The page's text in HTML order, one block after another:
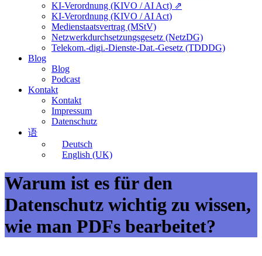
KI-Verordnung (KIVO / AI Act) ⇗
KI-Verordnung (KIVO / AI Act)
Medienstaatsvertrag (MStV)
Netzwerkdurchsetzungsgesetz (NetzDG)
Telekom.-digi.-Dienste-Dat.-Gesetz (TDDDG)
Blog
Blog
Podcast
Kontakt
Kontakt
Impressum
Datenschutz
语
Deutsch
English (UK)
Warum ist es für den
Datenschutz wichtig zu wissen,
wie man PDFs bearbeitet?